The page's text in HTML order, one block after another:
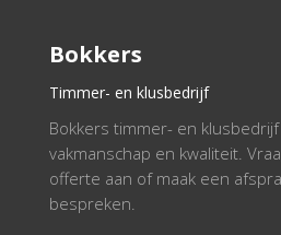
Bokkers
Timmer- en klusbedrijf
Bokkers timmer- en
vakmanschap en kwaliteit.
offerte aan of maak een
bespreken.